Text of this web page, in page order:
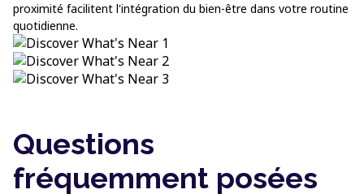
proximité facilitent l'intégration du bien-être dans votre routine
quotidienne.
Questions
fréquemment posées